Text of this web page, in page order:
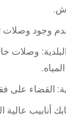
وجود وصلات
وصلات
القضاء
أنابيب عالية